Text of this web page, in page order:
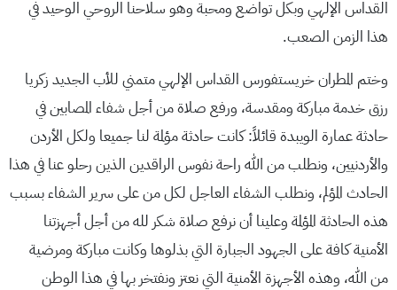
القداس الإلهي وبكل تواضع ومحبة وهو سلاحنا الروحي الوحيد في
هذا الزمن الصعب.
وختم المطران خريستفورس القداس الإلهي متمني للأب الجديد زكريا
رزق خدمة مباركة ومقدسة، ورفع صلاة من أجل شفاء المصابين في
حادثة عمارة الويبدة قائلاً: كانت حادثة مؤلمة لنا جميعا ولكل الأردن
والأردنيين، ونطلب من الله راحة نفوس الراقدين الذين رحلو عنا في هذا
الحادث المؤلم، ونطلب الشفاء العاجل لكل من على سرير الشفاء بسبب
هذه الحادثة المؤلمة وعلينا أن نرفع صلاة شكر لله من أجل أجهزتنا
الأمنية كافة على الجهود الجبارة التي بذلوها وكانت مباركة ومرضية
من الله، وهذه الأجهزة الأمنية التي نعتز ونفتخر بها في هذا الوطن